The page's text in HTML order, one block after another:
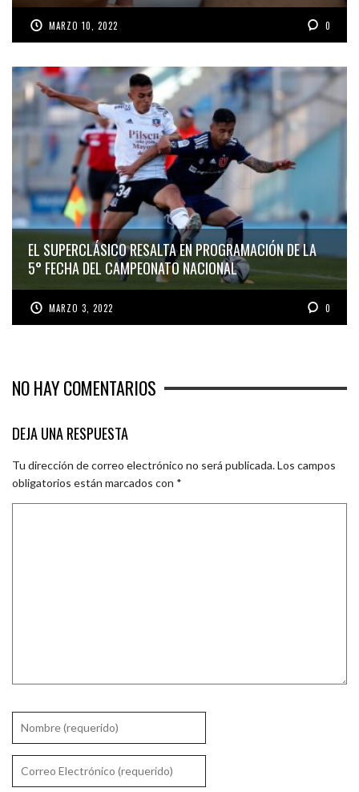
MARZO 10, 2022 0
EL SUPERCLÁSICO RESALTA EN PROGRAMACIÓN DE LA
5° FECHA DEL CAMPEONATO NACIONAL
MARZO 3, 2022 0
NO HAY COMENTARIOS
DEJA UNA RESPUESTA
Tu dirección de correo electrónico no será publicada.Los campos
obligatorios están marcados con *